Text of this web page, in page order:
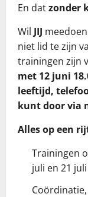
En datzonder
Wil JIJ
niet lid te zijn
trainingen zijn
met 12 juni
leeftijd,
kunt door via
Alles op een
Trainingen
juli en 21